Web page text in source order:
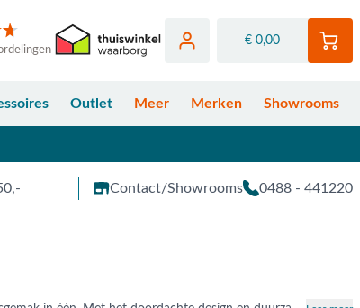
€ 0,00
Outlet Meer Merken Showrooms
Contact/Showrooms 0488 - 441220